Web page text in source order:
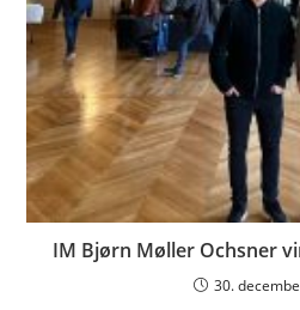
IM Bjørn Møller Ochsner
30.